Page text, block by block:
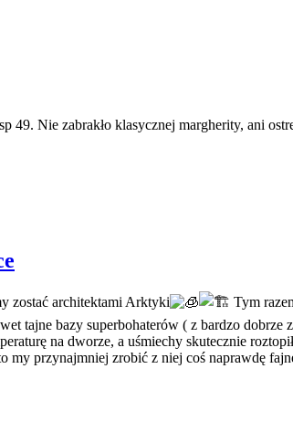
49. Nie zabrakło klasycznej margherity, ani
zostać architektami Arktyki
Tym
tajne bazy superbohaterów ( z bardzo dobrze
na dworze, a uśmiechy skutecznie
my przynajmniej zrobić z niej coś naprawdę